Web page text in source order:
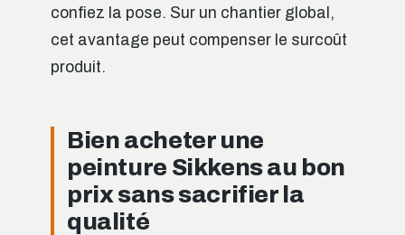
confiez la pose. Sur un chantier global,
cet avantage peut compenser le surcoût
produit.
Bien acheter une
peinture Sikkens au bon
prix sans sacrifier la
qualité